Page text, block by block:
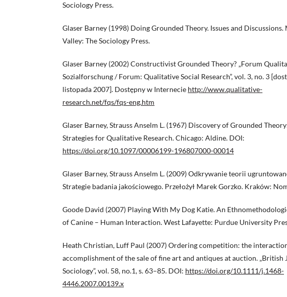
Sociology Press.
Glaser Barney (1998) Doing Grounded Theory. Issues and Discussions.
Valley: The Sociology Press.
Glaser Barney (2002) Constructivist Grounded Theory? „Forum
Sozialforschung / Forum: Qualitative Social Research”, vol. 3, no. 3
listopada 2007]. Dostępny w Internecie http://www.qualitative-
research.net/fqs/fqs-eng.htm
Glaser Barney, Strauss Anselm L. (1967) Discovery of Grounded
Strategies for Qualitative Research. Chicago: Aldine. DOI:
https://doi.org/10.1097/00006199-196807000-00014
Glaser Barney, Strauss Anselm L. (2009) Odkrywanie teorii
Strategie badania jakościowego. Przełożył Marek Gorzko. Kraków:
Goode David (2007) Playing With My Dog Katie. An
of Canine – Human Interaction. West Lafayette: Purdue University
Heath Christian, Luff Paul (2007) Ordering competition: the
accomplishment of the sale of fine art and antiques at auction. „British
Sociology”, vol. 58, no.1, s. 63–85. DOI: https://doi.org/10.1111/j.1468-
4446.2007.00139.x